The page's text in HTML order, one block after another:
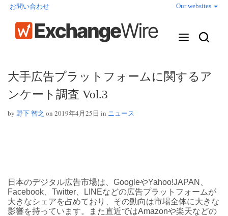
お問い合わせ Our websites
大手広告プラットフォームに関するア
ンケート調査 Vol.3
by 野下 智之 on 2019年4月25日 in ニュース
日本のデジタル広告市場は、GoogleやYahoo!JAPAN、
Facebook、Twitter、LINEなどの広告プラットフォームが
大きなシェアを占めており、その動向は市場全体に大きな
影響を持っています。また直近ではAmazonや楽天などの